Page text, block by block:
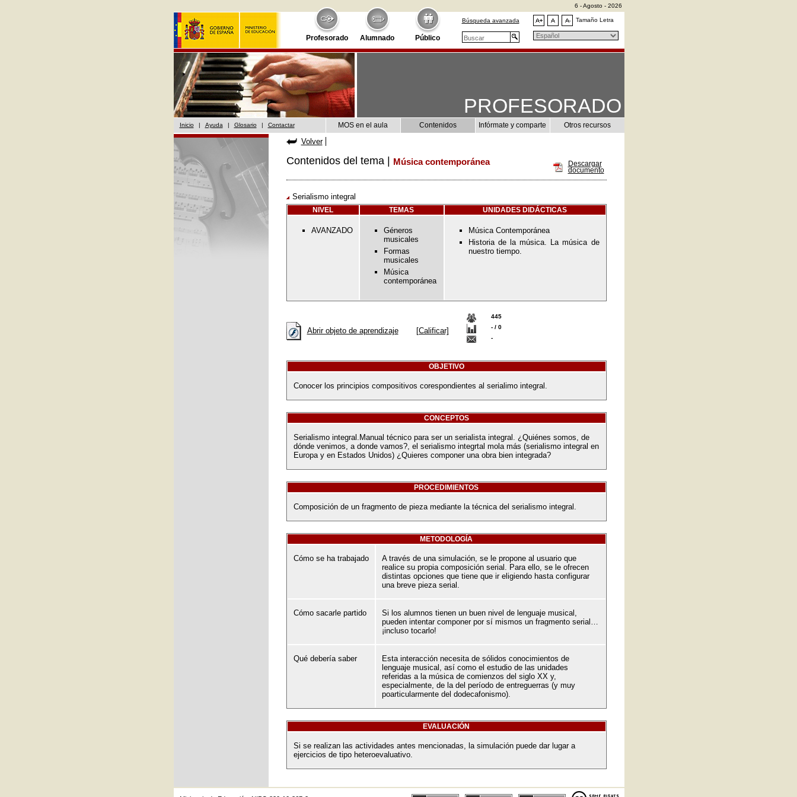
Profesorado Alumnado Público
6 - Agosto - 2026
Búsqueda avanzada Tamaño Letra
PROFESORADO
Inicio | Ayuda | Glosario | Contactar MOS en el aula Contenidos Infórmate y comparte Otros recursos
Volver
Descargar
documento
Contenidos del tema | Música contemporánea
Serialismo integral
NIVEL TEMAS UNIDADES DIDÁCTICAS
AVANZADO
Géneros
musicales
Formas
musicales
Música
contemporánea
Música Contemporánea
Historia de la música. La música de
nuestro tiempo.
Abrir objeto de aprendizaje [Calificar]
445
- / 0
-
OBJETIVO
Conocer los principios compositivos corespondientes al serialimo integral.
CONCEPTOS
Serialismo integral.Manual técnico para ser un serialista integral. ¿Quiénes somos, de
dónde venimos, a donde vamos?, el serialismo integrtal mola más (serialismo integral en
Europa y en Estados Unidos) ¿Quieres componer una obra bien integrada?
PROCEDIMIENTOS
Composición de un fragmento de pieza mediante la técnica del serialismo integral.
METODOLOGÍA
Cómo se ha trabajado
A través de una simulación, se le propone al usuario que
realice su propia composición serial. Para ello, se le ofrecen
distintas opciones que tiene que ir eligiendo hasta configurar
una breve pieza serial.
Cómo sacarle partido
Si los alumnos tienen un buen nivel de lenguaje musical,
pueden intentar componer por sí mismos un fragmento serial…
¡incluso tocarlo!
Qué debería saber
Esta interacción necesita de sólidos conocimientos de
lenguaje musical, así como el estudio de las unidades
referidas a la música de comienzos del siglo XX y,
especialmente, de la del período de entreguerras (y muy
poarticularmente del dodecafonismo).
EVALUACIÓN
Si se realizan las actividades antes mencionadas, la simulación puede dar lugar a
ejercicios de tipo heteroevaluativo.